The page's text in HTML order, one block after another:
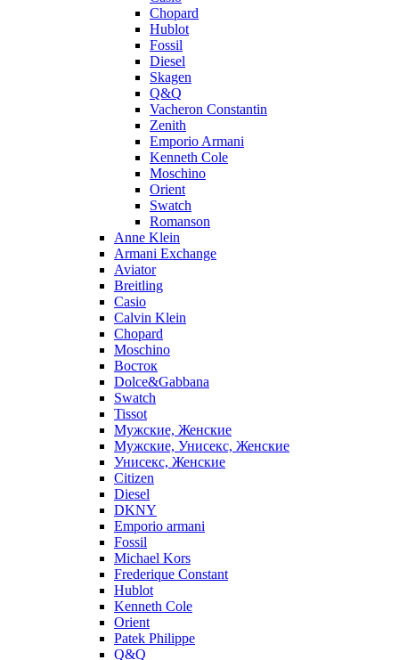
Chopard
Hublot
Fossil
Diesel
Skagen
Q&Q
Vacheron Constantin
Zenith
Emporio Armani
Kenneth Cole
Moschino
Orient
Swatch
Romanson
Anne Klein
Armani Exchange
Aviator
Breitling
Casio
Calvin Klein
Chopard
Moschino
Восток
Dolce&Gabbana
Swatch
Tissot
Мужские, Женские
Мужские, Унисекс, Женские
Унисекс, Женские
Citizen
Diesel
DKNY
Emporio armani
Fossil
Michael Kors
Frederique Constant
Hublot
Kenneth Cole
Orient
Patek Philippe
Q&Q